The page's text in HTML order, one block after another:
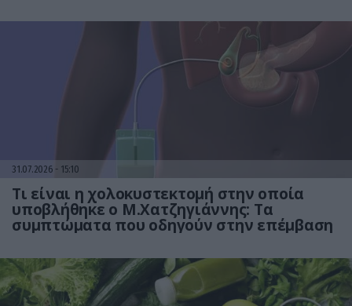
31.07.2026 15:10
Τι είναι η χολοκυστεκτομή στην οποία
υποβλήθηκε ο Μ.Χατζηγιάννης: Tα
συμπτώματα που οδηγούν στην επέμβαση